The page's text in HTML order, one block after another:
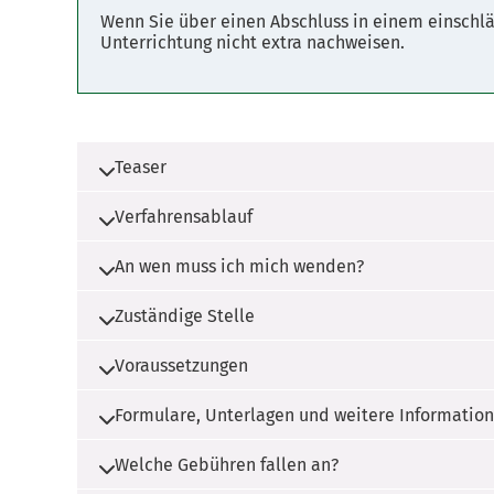
Wenn Sie über einen Abschluss in einem
Unterrichtung nicht extra nachweisen.
Teaser
Die Unterrichtung im
Verfahrensablauf
Die Bewachungsunterrichtung wird von
Sie melden sich zunächst bei Ihrer
Nach vollständiger Teilnahme
An wen muss ich mich wenden?
Finden Sie hier Ihren Einheitlichen
Zuständige Stelle
Wenden Sie sich an die für Sie zuständige
Voraussetzungen
Formulare, Unterlagen und weitere
Welche Gebühren fallen an?